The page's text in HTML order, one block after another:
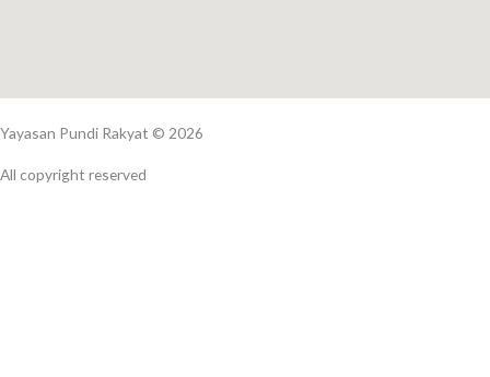
Yayasan Pundi Rakyat © 2026
All copyright reserved